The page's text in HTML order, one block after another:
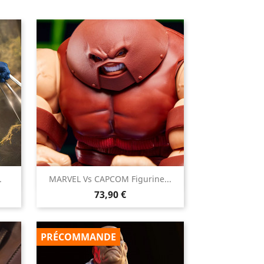
MARVEL Vs CAPCOM Figurine...
Prix
73,90 €
Aperçu rapide
PRÉCOMMANDE